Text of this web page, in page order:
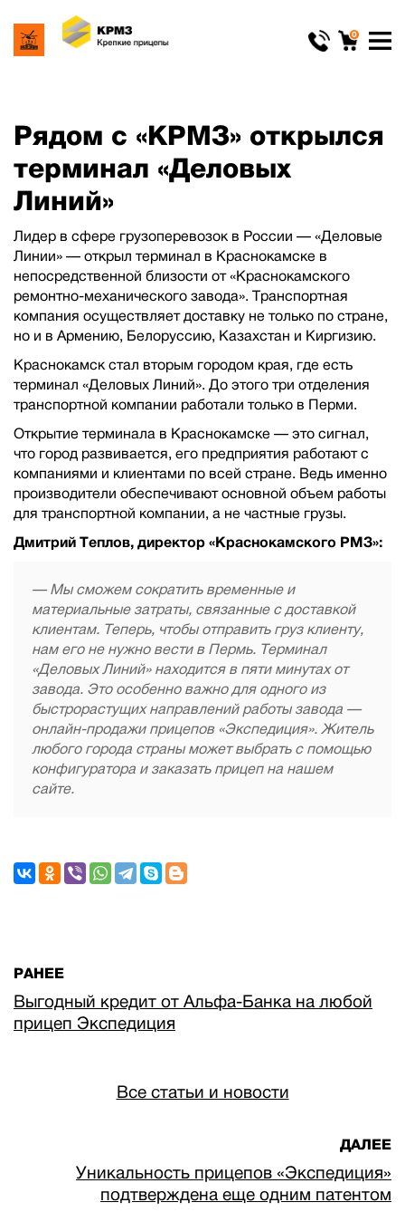
0
Рядом с «КРМЗ» открылся
терминал «Деловых
Линий»
Лидер в сфере грузоперевозок в России — «Деловые
Линии» — открыл терминал в Краснокамске в
непосредственной близости от «Краснокамского
ремонтно-механического завода». Транспортная
компания осуществляет доставку не только по стране,
но и в Армению, Белоруссию, Казахстан и Киргизию.
Краснокамск стал вторым городом края, где есть
терминал «Деловых Линий». До этого три отделения
транспортной компании работали только в Перми.
Открытие терминала в Краснокамске — это сигнал,
что город развивается, его предприятия работают с
компаниями и клиентами по всей стране. Ведь именно
производители обеспечивают основной объем работы
для транспортной компании, а не частные грузы.
Дмитрий Теплов, директор «Краснокамского РМЗ»:
— Мы сможем сократить временные и
материальные затраты, связанные с доставкой
клиентам. Теперь, чтобы отправить груз клиенту,
нам его не нужно вести в Пермь. Терминал
«Деловых Линий» находится в пяти минутах от
завода. Это особенно важно для одного из
быстрорастущих направлений работы завода —
онлайн-продажи прицепов «Экспедиция». Житель
любого города страны может выбрать с помощью
конфигуратора и заказать прицеп на нашем
сайте.
РАНЕЕ
Выгодный кредит от Альфа-Банка на любой
прицеп Экспедиция
Все статьи и новости
ДАЛЕЕ
Уникальность прицепов «Экспедиция»
подтверждена еще одним патентом